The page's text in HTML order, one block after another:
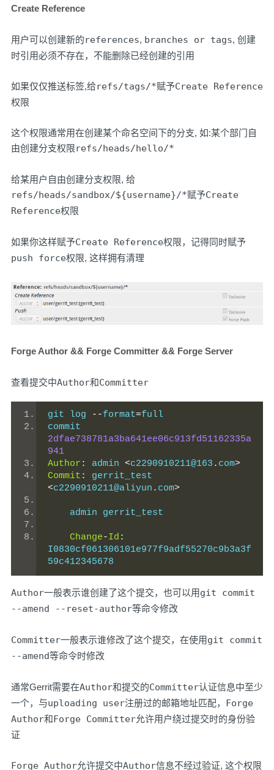
Create Reference
用户可以创建新的references, branches or tags, 创建
时引用必须不存在，不能删除已经创建的引用
如果仅仅推送标签,给refs/tags/*赋予Create Reference
权限
这个权限通常用在创建某个命名空间下的分支, 如:某个部门自
由创建分支权限refs/heads/hello/*
给某用户自由创建分支权限, 给
refs/heads/sandbox/${username}/*赋予Create
Reference权限
如果你这样赋予Create Reference权限，记得同时赋予
push force权限, 这样拥有清理
Forge Author && Forge Committer && Forge Server
查看提交中Author和Committer
git log --format=full
2dfae738781a3ba641ee06c913fd51162335a
941
Author : admin <c2290910211@163 . com>
Commit :
<c2290910211@aliyun . com>
    admin gerrit_test
Change-Id :
I0830cf061306101e977f9adf55270c9b3a3f
59c412345678
Author一般表示谁创建了这个提交，也可以用git commit
--amend --reset-author等命令修改
Committer一般表示谁修改了这个提交，在使用git commit
--amend等命令时修改
通常Gerrit需要在Author和提交的Committer认证信息中至少
一个，与uploading user注册过的邮箱地址匹配， Forge
Author和Forge Committer允许用户绕过提交时的身份验
证
Forge Author允许提交中Author信息不经过验证, 这个权限